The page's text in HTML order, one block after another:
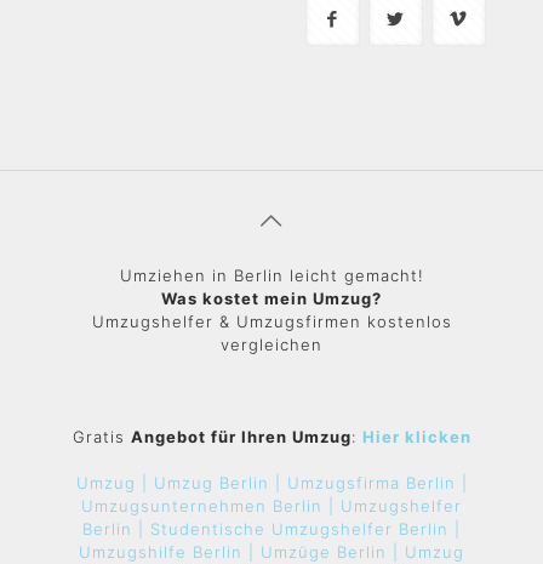
Umziehen in Berlin leicht gemacht!
Was kostet mein Umzug?
Umzugshelfer & Umzugsfirmen kostenlos
vergleichen
Gratis Angebot für Ihren Umzug: Hier klicken
Umzug | Umzug Berlin |
Umzugsfirma Berlin |
Umzugsunternehmen Berlin | Umzugshelfer
Berlin | Studentische Umzugshelfer Berlin |
Umzugshilfe Berlin | Umzüge Berlin | Umzug